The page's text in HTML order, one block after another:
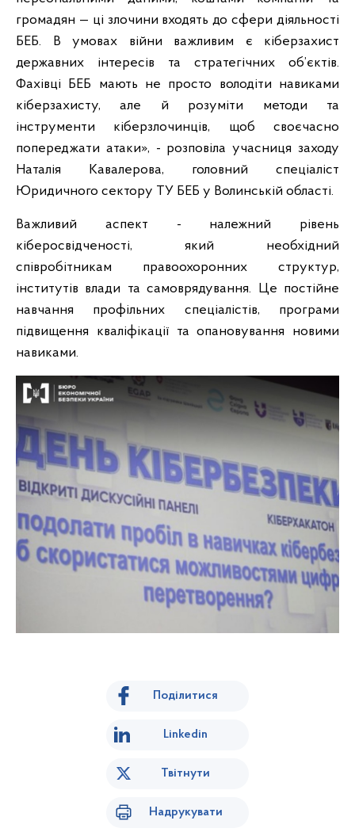
громадян — ці злочини входять до сфери діяльності
БЕБ. В умовах війни важливим є кіберзахист
державних інтересів та стратегічних об’єктів.
Фахівці БЕБ мають не просто володіти навиками
кіберзахисту, але й розуміти методи та
інструменти кіберзлочинців, щоб своєчасно
попереджати атаки», - розповіла учасниця заходу
Наталія Кавалерова, головний спеціаліст
Юридичного сектору ТУ БЕБ у Волинській області.
Важливий аспект - належний рівень
кіберосвідченості, який необхідний
співробітникам правоохоронних структур,
інститутів влади та самоврядування. Це постійне
навчання профільних спеціалістів, програми
підвищення кваліфікації та опановування новими
навиками.
Поділитися
Linkedin
Твітнути
Надрукувати